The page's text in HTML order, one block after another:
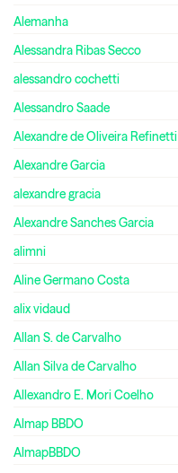
Alemanha
Alessandra Ribas Secco
alessandro cochetti
Alessandro Saade
Alexandre de Oliveira Refinetti
Alexandre Garcia
alexandre gracia
Alexandre Sanches Garcia
alimni
Aline Germano Costa
alix vidaud
Allan S. de Carvalho
Allan Silva de Carvalho
Allexandro E. Mori Coelho
Almap BBDO
AlmapBBDO